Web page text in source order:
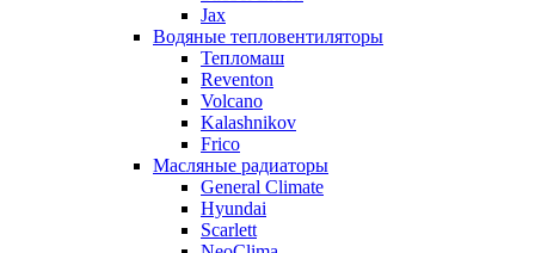
Jax
Водяные тепловентиляторы
Тепломаш
Reventon
Volcano
Kalashnikov
Frico
Масляные радиаторы
General Climate
Hyundai
Scarlett